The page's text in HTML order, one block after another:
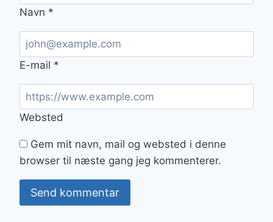
Navn *
E-mail *
Websted
Gem mit navn, mail og websted i denne
browser til næste gang jeg kommenterer.